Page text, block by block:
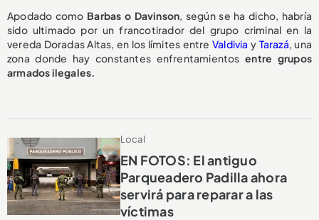
Apodado como Barbas o Davinson , según se ha dicho, habría
sido ultimado por un francotirador del grupo criminal en la
vereda Doradas Altas, en los límites entre Valdivia y Tarazá , una
zona donde hay constantes enfrentamientosentre grupos
armados ilegales.
Local
EN FOTOS: El antiguo
Parqueadero Padilla ahora
servirá para reparar a las
víctimas